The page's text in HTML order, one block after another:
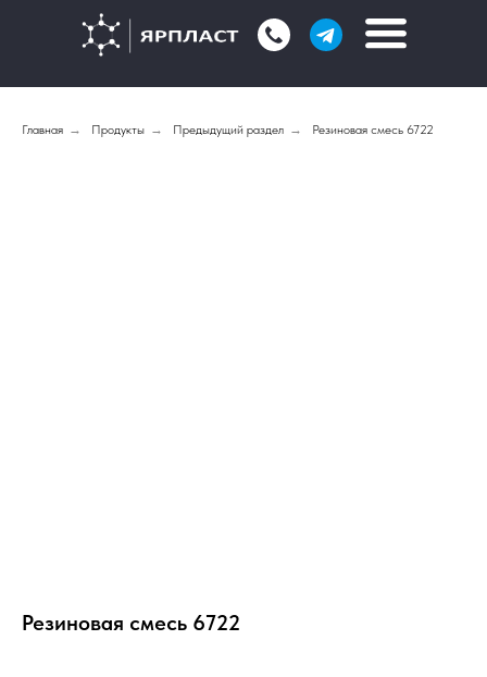
Главная → Продукты → Предыдущий раздел → Резиновая смесь 6722
Резиновая смесь 6722